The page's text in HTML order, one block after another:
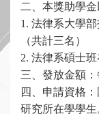
二、本獎助學
1. 法律系大學
（共計三名）
2. 法律系碩士
三、發放金額：
四、申請資格
研究所在學學